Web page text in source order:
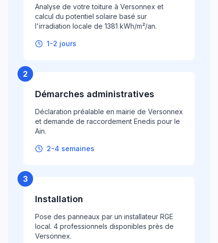
Analyse de votre toiture à Versonnex et
calcul du potentiel solaire basé sur
l'irradiation locale de 1381 kWh/m²/an.
1-2 jours
2
Démarches administratives
Déclaration préalable en mairie de Versonnex
et demande de raccordement Enedis pour le
Ain.
2-4 semaines
3
Installation
Pose des panneaux par un installateur RGE
local. 4 professionnels disponibles près de
Versonnex.